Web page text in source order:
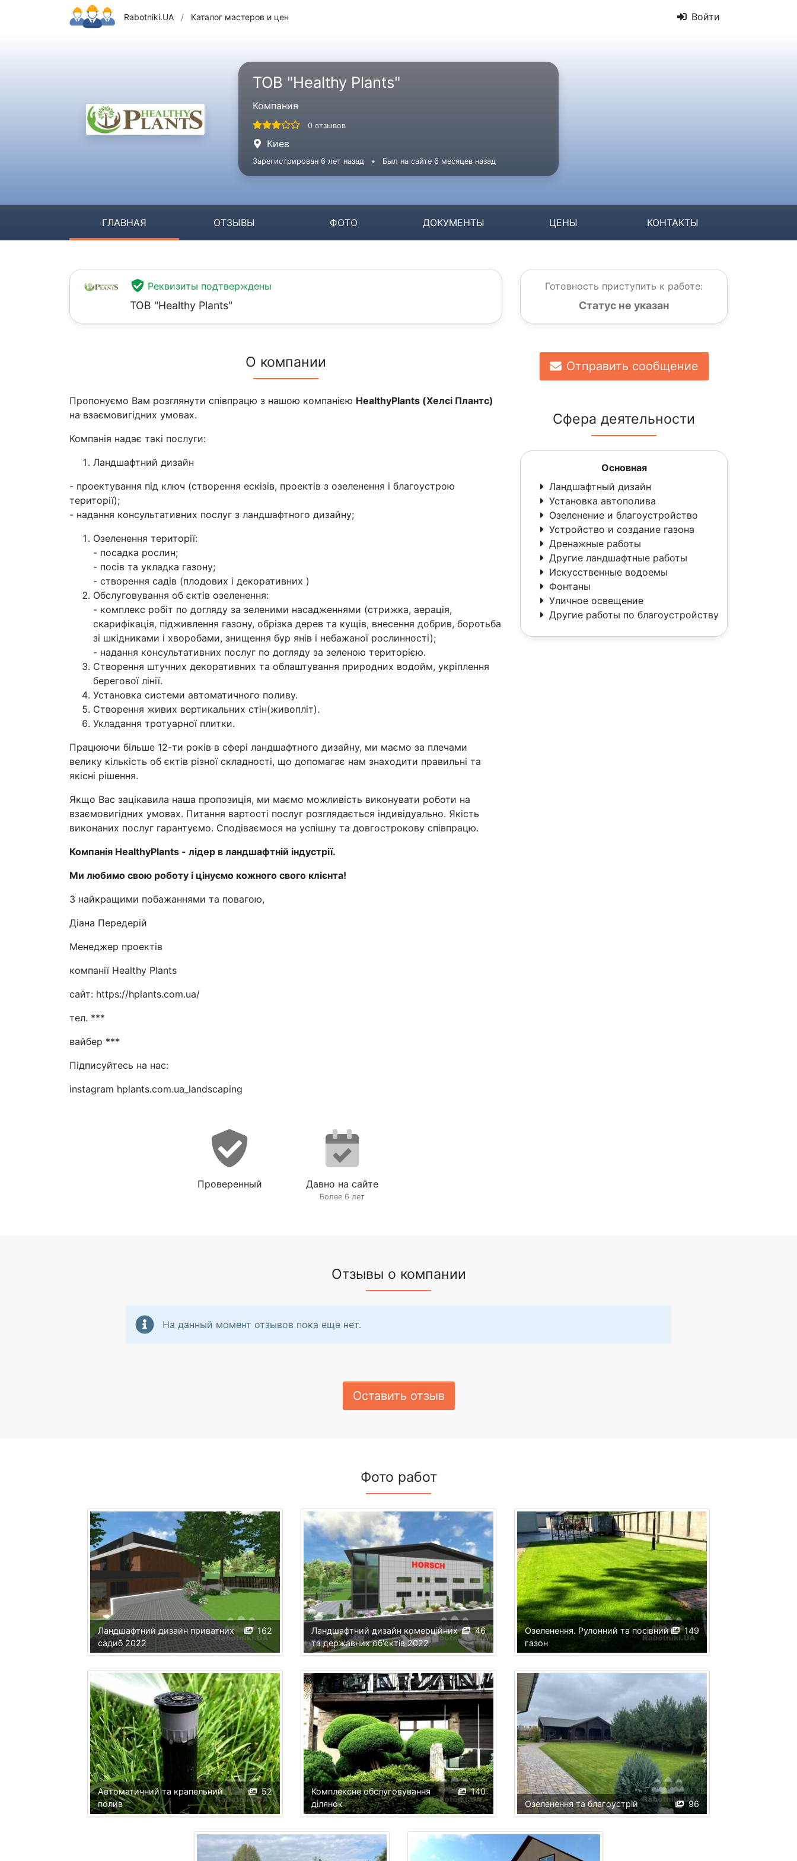
Rabotniki.UA / Каталог мастеров и цен Войти
ТОВ "Healthy Plants"
Компания
0 отзывов
Киев
Зарегистрирован 6 лет назад • Был на сайте 6 месяцев назад
ГЛАВНАЯ ОТЗЫВЫ ФОТО ДОКУМЕНТЫ ЦЕНЫ КОНТАКТЫ
Реквизиты подтверждены
ТОВ "Healthy Plants"
О компании
Пропонуємо Вам розглянути співпрацю з нашою компанією HealthyPlants (Хелсі Плантс)
на взаємовигідних умовах.
Компанія надає такі послуги:
Ландшафтний дизайн
- проектування під ключ (створення ескізів, проектів з озеленення і благоустрою
території);
- надання консультативних послуг з ландшафтного дизайну;
Озеленення території:
- посадка рослин;
- посів та укладка газону;
- створення садів (плодових і декоративних )
Обслуговування об єктів озеленення:
- комплекс робіт по догляду за зеленими насадженнями (стрижка, аерація,
скарифікація, підживлення газону, обрізка дерев та кущів, внесення добрив, боротьба
зі шкідниками і хворобами, знищення бур янів і небажаної рослинності);
- надання консультативних послуг по догляду за зеленою територією.
Створення штучних декоративних та облаштування природних водойм, укріплення
берегової лінії.
Установка системи автоматичного поливу.
Створення живих вертикальних стін(живопліт).
Укладання тротуарної плитки.
Працюючи більше 12-ти років в сфері ландшафтного дизайну, ми маємо за плечами
велику кількість об єктів різної складності, що допомагає нам знаходити правильні та
якісні рішення.
Якщо Вас зацікавила наша пропозиція, ми маємо можливість виконувати роботи на
взаємовигідних умовах. Питання вартості послуг розглядається індивідуально. Якість
виконаних послуг гарантуємо. Сподіваємося на успішну та довгострокову співпрацю.
Компанія HealthyPlants - лідер в ландшафтній індустрії.
Ми любимо свою роботу і цінуємо кожного свого клієнта!
З найкращими побажаннями та повагою,
Діана Передерій
Менеджер проектів
компанії Healthy Plants
сайт: https://hplants.com.ua/
тел. ***
вайбер ***
Підписуйтесь на нас:
instagram hplants.com.ua_landscaping
Проверенный Давно на сайте
Более 6 лет
Готовность приступить к работе:
Статус не указан
Отправить сообщение
Сфера деятельности
Основная
Ландшафтный дизайн
Установка автополива
Озеленение и благоустройство
Устройство и создание газона
Дренажные работы
Другие ландшафтные работы
Искусственные водоемы
Фонтаны
Уличное освещение
Другие работы по благоустройству
Отзывы о компании
На данный момент отзывов пока еще нет.
Оставить отзыв
Фото работ
162
Ландшафтний дизайн приватних
садиб 2022
46
Ландшафтний дизайн комерційних
та державних об'єктів 2022
149
Озеленення. Рулонний та посівний
газон
52
Автоматичний та крапельний
полив
140
Комплексне обслуговування
ділянок
96
Озеленення та благоустрій